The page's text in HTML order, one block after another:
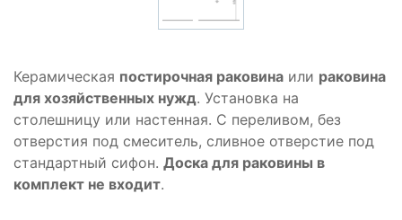
Керамическая постирочная раковина или раковина
для хозяйственных нужд. Установка на
столешницу или настенная. С переливом, без
отверстия под смеситель, сливное отверстие под
стандартный сифон. Доска для раковины в
комплект не входит.